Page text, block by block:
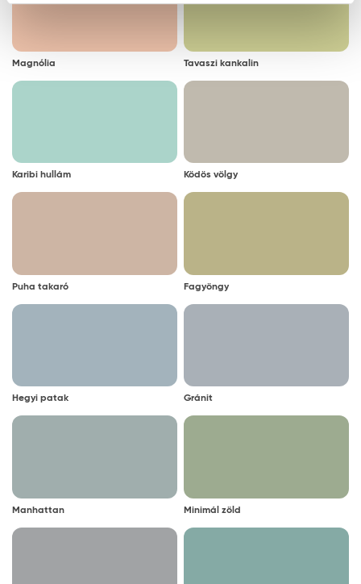
Magnólia Tavaszi kankalin
Karibi hullám Ködös völgy
Puha takaró Fagyöngy
Hegyi patak Gránit
Manhattan Minimál zöld